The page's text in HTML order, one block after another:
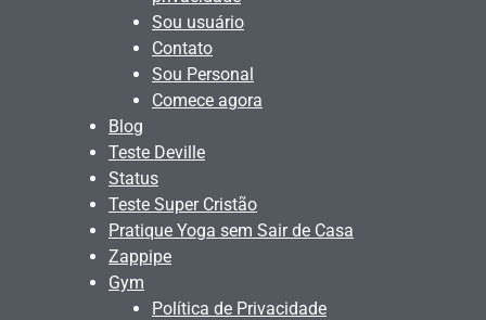
Sou usuário
Contato
Sou Personal
Comece agora
Blog
Teste Deville
Status
Teste Super Cristão
Pratique Yoga sem Sair de Casa
Zappipe
Gym
Política de Privacidade